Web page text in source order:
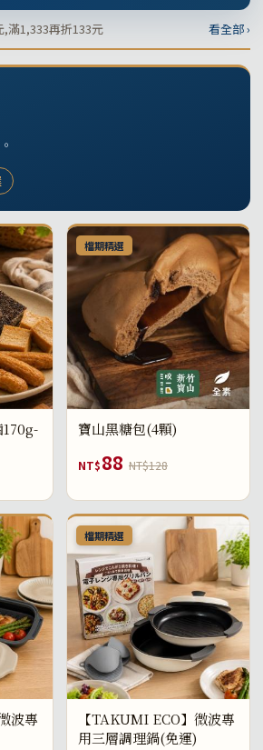
,滿1,333再折133元 看全部 ›
170g-
檔期精選
寶山黑糖包(4顆)
NT$88 NT$128
波專
檔期精選
【TAKUMI ECO】微波專
用三層調理鍋(免運)